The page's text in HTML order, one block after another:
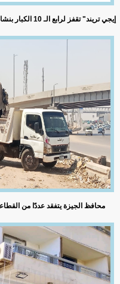
"إيجي تريند" تقفز لرابع الـ 10 الكبار بنشاط الوساطة مسجلة أكبر حجم تداول خلال أسبوع
محافظ الجيزة يتفقد عددًا من